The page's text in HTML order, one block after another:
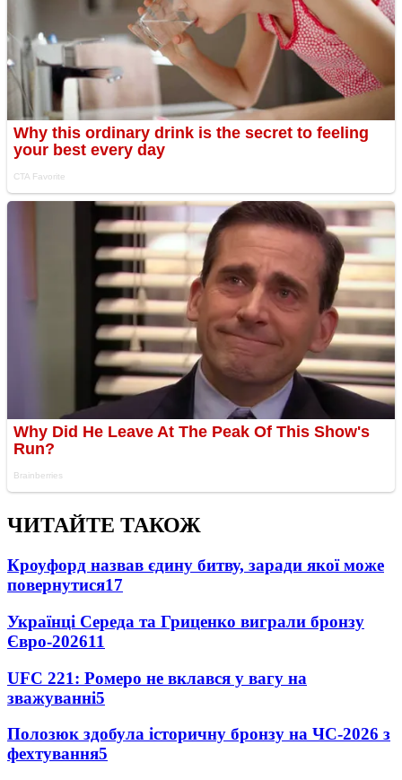
ЧИТАЙТЕ ТАКОЖ
Кроуфорд назвав єдину битву, заради якої може
повернутися17
Українці Середа та Гриценко виграли бронзу
Євро-202611
UFC 221: Ромеро не вклався у вагу на
зважуванні5
Полозюк здобула історичну бронзу на ЧС-2026 з
фехтування5